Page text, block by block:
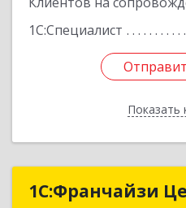
1С:Специалист
Показать
1С:Франчайзи